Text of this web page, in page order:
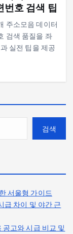
번호 검색 팁
주소모음 데이터
검색 품질을 좌
실전 팁을 제공
검색
서울형 가이드
급 차이 및 야간 근
고와 시급 비교 및